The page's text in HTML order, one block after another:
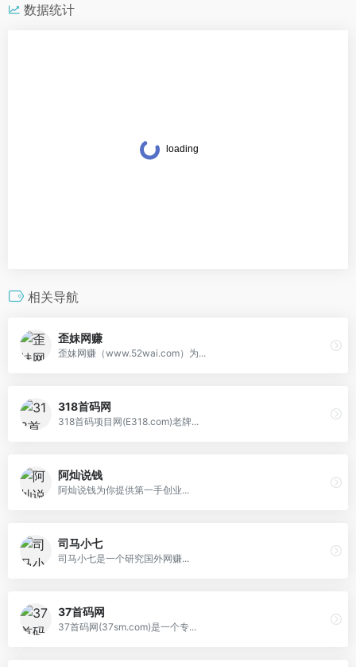
数据统计
相关导航
歪妹网赚
歪妹网赚（www.52wai.com）为...
318首码网
318首码项目网(E318.com)老牌...
阿灿说钱
阿灿说钱为你提供第一手创业...
司马小七
司马小七是一个研究国外网赚...
37首码网
37首码网(37sm.com)是一个专...